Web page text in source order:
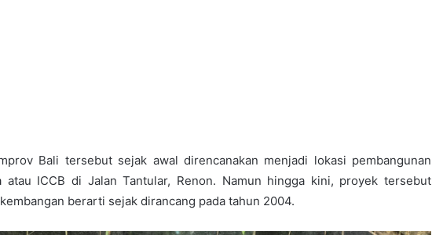
Bali tersebut sejak awal direncanakan menjadi lokasi pembangunan
atau ICCB di Jalan Tantular, Renon. Namun hingga kini, proyek tersebut
berarti sejak dirancang pada tahun 2004.